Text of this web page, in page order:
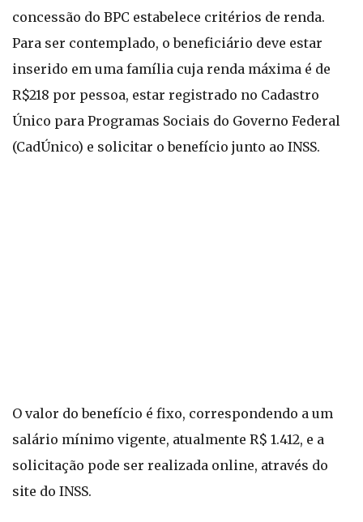
concessão do BPC estabelece critérios de renda.
Para ser contemplado, o beneficiário deve estar
inserido em uma família cuja renda máxima é de
R$218 por pessoa, estar registrado no Cadastro
Único para Programas Sociais do Governo Federal
(CadÚnico) e solicitar o benefício junto ao INSS.
O valor do benefício é fixo, correspondendo a um
salário mínimo vigente, atualmente R$ 1.412, e a
solicitação pode ser realizada online, através do
site do INSS.